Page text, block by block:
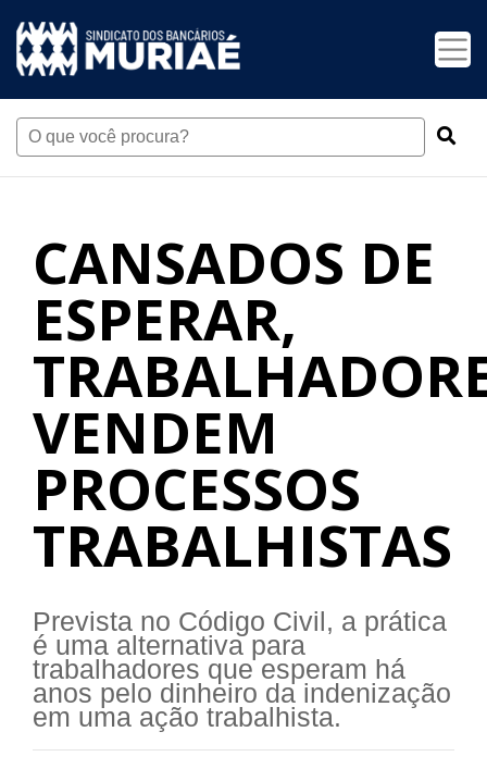
CANSADOS DE
ESPERAR,
VENDEM
PROCESSOS
TRABALHISTAS
Prevista no Código Civil, a prática
é uma alternativa para
trabalhadores que esperam há
anos pelo dinheiro da indenização
em uma ação trabalhista.